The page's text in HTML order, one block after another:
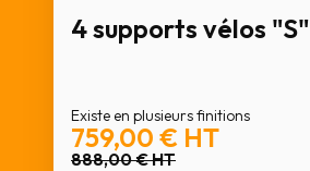
4 supports vélos "S"
Existe en plusieurs finitions
759,00 € HT
888,00 €HT